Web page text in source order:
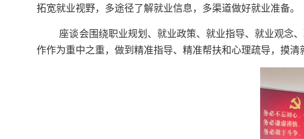
拓宽就业视野，多途径了解就业信息，多渠道做好就业准备。
座谈会围绕职业规划、就业政策、就业指导、就业观念
作作为重中之重，做到精准指导、精准帮扶和心理疏导，摸清